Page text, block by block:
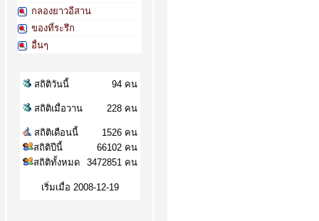
กลองยาวอีสาน
ของที่ระรึก
อื่นๆ
สถิติวันนี้ 94 คน
สถิติเมื่อวาน 228 คน
สถิติเดือนนี้
สถิติปีนี้
สถิติทั้งหมด
1526 คน
66102 คน
3472851 คน
เริ่มเมื่อ 2008-12-19